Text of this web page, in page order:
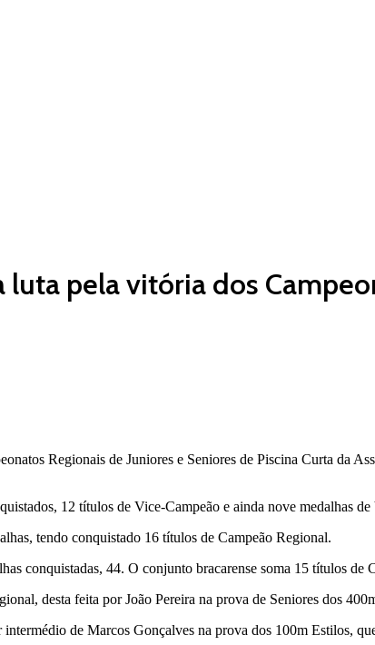
luta pela vitória dos
Regionais de Juniores e Seniores de Piscina Curta da
12 títulos de Vice-Campeão e ainda nove medalhas de
tendo conquistado 16 títulos de Campeão Regional.
conquistadas, 44. O conjunto bracarense soma 15 títulos de
desta feita por João Pereira na prova de Seniores dos
de Marcos Gonçalves na prova dos 100m Estilos,